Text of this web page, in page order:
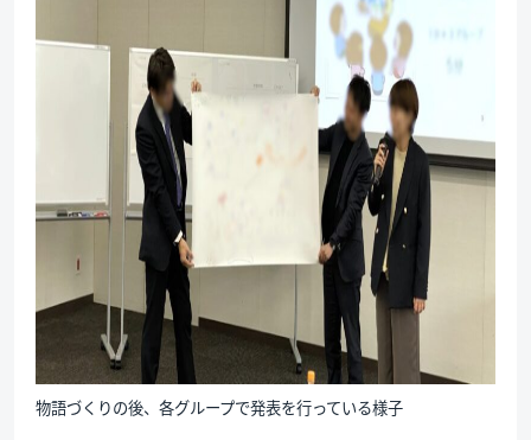
物語づくりの後、各グループで発表を行っている様子